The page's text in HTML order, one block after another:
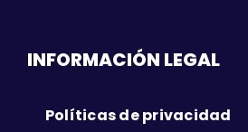
INFORMACIÓN LEGAL
Políticas de privacidad